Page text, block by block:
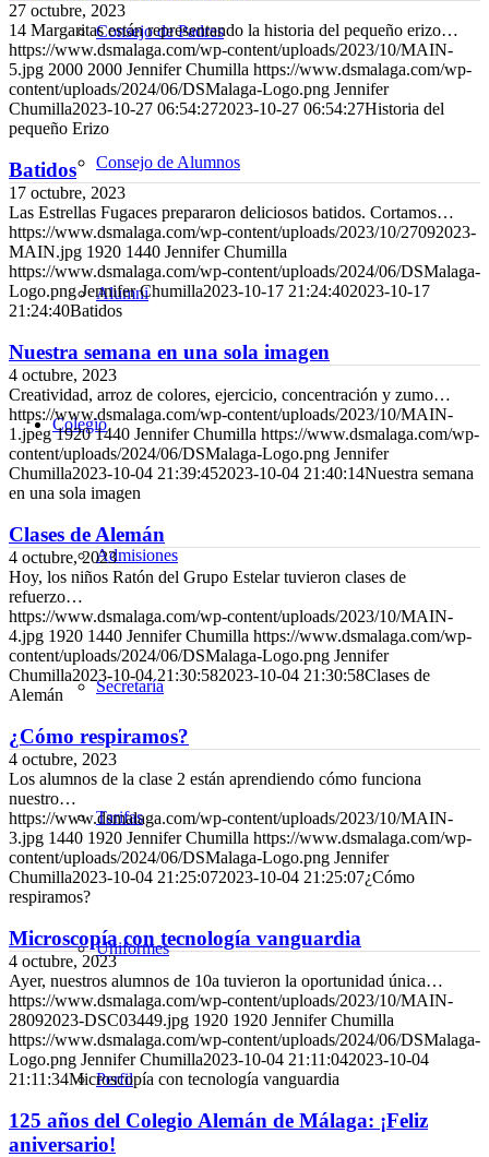
Consejo de Padres
Consejo de Alumnos
Alumni
Colegio
Admisiones
Secretaría
Tarifas
Uniformes
Perfil
27 octubre, 2023
14 Margaritas están representando la historia del pequeño erizo…
https://www.dsmalaga.com/wp-content/uploads/2023/10/MAIN-
5.jpg 2000 2000 Jennifer Chumilla https://www.dsmalaga.com/wp-
content/uploads/2024/06/DSMalaga-Logo.png Jennifer
Chumilla2023-10-27 06:54:272023-10-27 06:54:27Historia del
pequeño Erizo
Batidos
17 octubre, 2023
Las Estrellas Fugaces prepararon deliciosos batidos. Cortamos…
https://www.dsmalaga.com/wp-content/uploads/2023/10/27092023-
MAIN.jpg 1920 1440 Jennifer Chumilla
https://www.dsmalaga.com/wp-content/uploads/2024/06/DSMalaga-
Logo.png Jennifer Chumilla2023-10-17 21:24:402023-10-17
21:24:40Batidos
Nuestra semana en una sola imagen
4 octubre, 2023
Creatividad, arroz de colores, ejercicio, concentración y zumo…
https://www.dsmalaga.com/wp-content/uploads/2023/10/MAIN-
1.jpeg 1920 1440 Jennifer Chumilla https://www.dsmalaga.com/wp-
content/uploads/2024/06/DSMalaga-Logo.png Jennifer
Chumilla2023-10-04 21:39:452023-10-04 21:40:14Nuestra semana
en una sola imagen
Clases de Alemán
4 octubre, 2023
Hoy, los niños Ratón del Grupo Estelar tuvieron clases de
refuerzo…
https://www.dsmalaga.com/wp-content/uploads/2023/10/MAIN-
4.jpg 1920 1440 Jennifer Chumilla https://www.dsmalaga.com/wp-
content/uploads/2024/06/DSMalaga-Logo.png Jennifer
Chumilla2023-10-04 21:30:582023-10-04 21:30:58Clases de
Alemán
¿Cómo respiramos?
4 octubre, 2023
Los alumnos de la clase 2 están aprendiendo cómo funciona
nuestro…
https://www.dsmalaga.com/wp-content/uploads/2023/10/MAIN-
3.jpg 1440 1920 Jennifer Chumilla https://www.dsmalaga.com/wp-
content/uploads/2024/06/DSMalaga-Logo.png Jennifer
Chumilla2023-10-04 21:25:072023-10-04 21:25:07¿Cómo
respiramos?
Microscopía con tecnología vanguardia
4 octubre, 2023
Ayer, nuestros alumnos de 10a tuvieron la oportunidad única…
https://www.dsmalaga.com/wp-content/uploads/2023/10/MAIN-
28092023-DSC03449.jpg 1920 1920 Jennifer Chumilla
https://www.dsmalaga.com/wp-content/uploads/2024/06/DSMalaga-
Logo.png Jennifer Chumilla2023-10-04 21:11:042023-10-04
21:11:34Microscopía con tecnología vanguardia
125 años del Colegio Alemán de Málaga: ¡Feliz
aniversario!